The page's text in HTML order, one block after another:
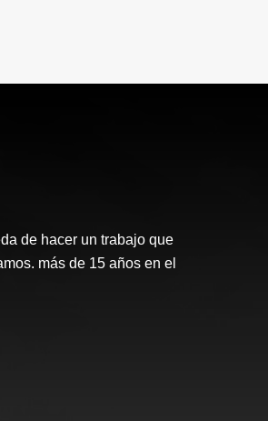
de hacer un trabajo que
más de 15 años en el